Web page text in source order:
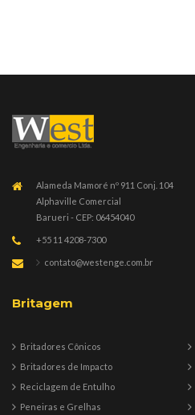
Alameda Mamoré nº 911 Conj. 104
Alphaville Comercial
Barueri - CEP: 06454040
+55 11 4208-7300
contato@westenge.com.br
Britagem
Britadores Cônicos
Britadores de Impacto
Reciclagem de Entulho
Peneiras e Grelhas